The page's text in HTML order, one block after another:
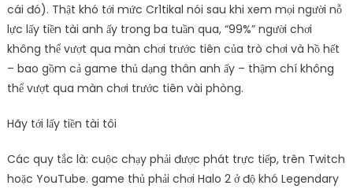
cái đó). Thật khó tới mức Cr1tikal nói sau khi xem mọi người nỗ
lực lấy tiền tài anh ấy trong ba tuần qua, “99%” người chơi
không thể vượt qua màn chơi trước tiên của trò chơi và hồ hết
– bao gồm cả game thủ dạng thân anh ấy – thậm chí không
thể vượt qua màn chơi trước tiên vài phòng.
Hãy tới lấy tiền tài tôi
Các quy tắc là: cuộc chạy phải được phát trực tiếp, trên Twitch
hoặc YouTube. game thủ phải chơi Halo 2 ở độ khó Legendary